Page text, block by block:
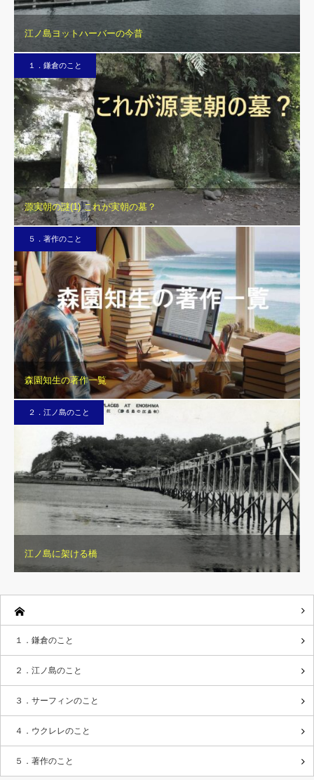
江ノ島ヨットハーバーの今昔
１．鎌倉のこと
源実朝の謎(1) これが実朝の墓？
５．著作のこと
森園知生の著作一覧
２．江ノ島のこと
江ノ島に架ける橋
１．鎌倉のこと
２．江ノ島のこと
３．サーフィンのこと
４．ウクレレのこと
５．著作のこと